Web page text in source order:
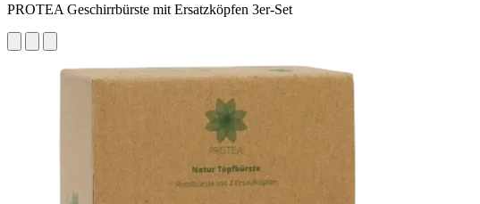
PROTEA Geschirrbürste mit Ersatzköpfen 3er-Set